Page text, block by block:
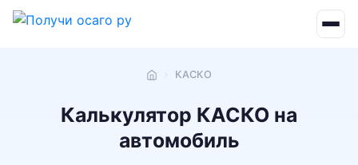
Главная
КАСКО
Калькулятор КАСКО на
автомобиль